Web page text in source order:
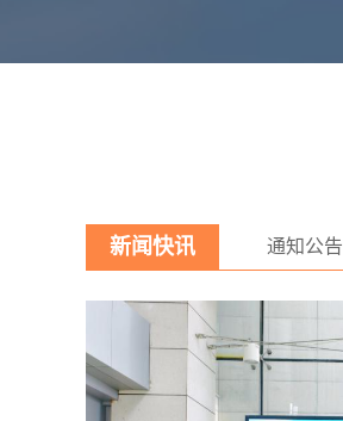
新闻快讯 通知公告